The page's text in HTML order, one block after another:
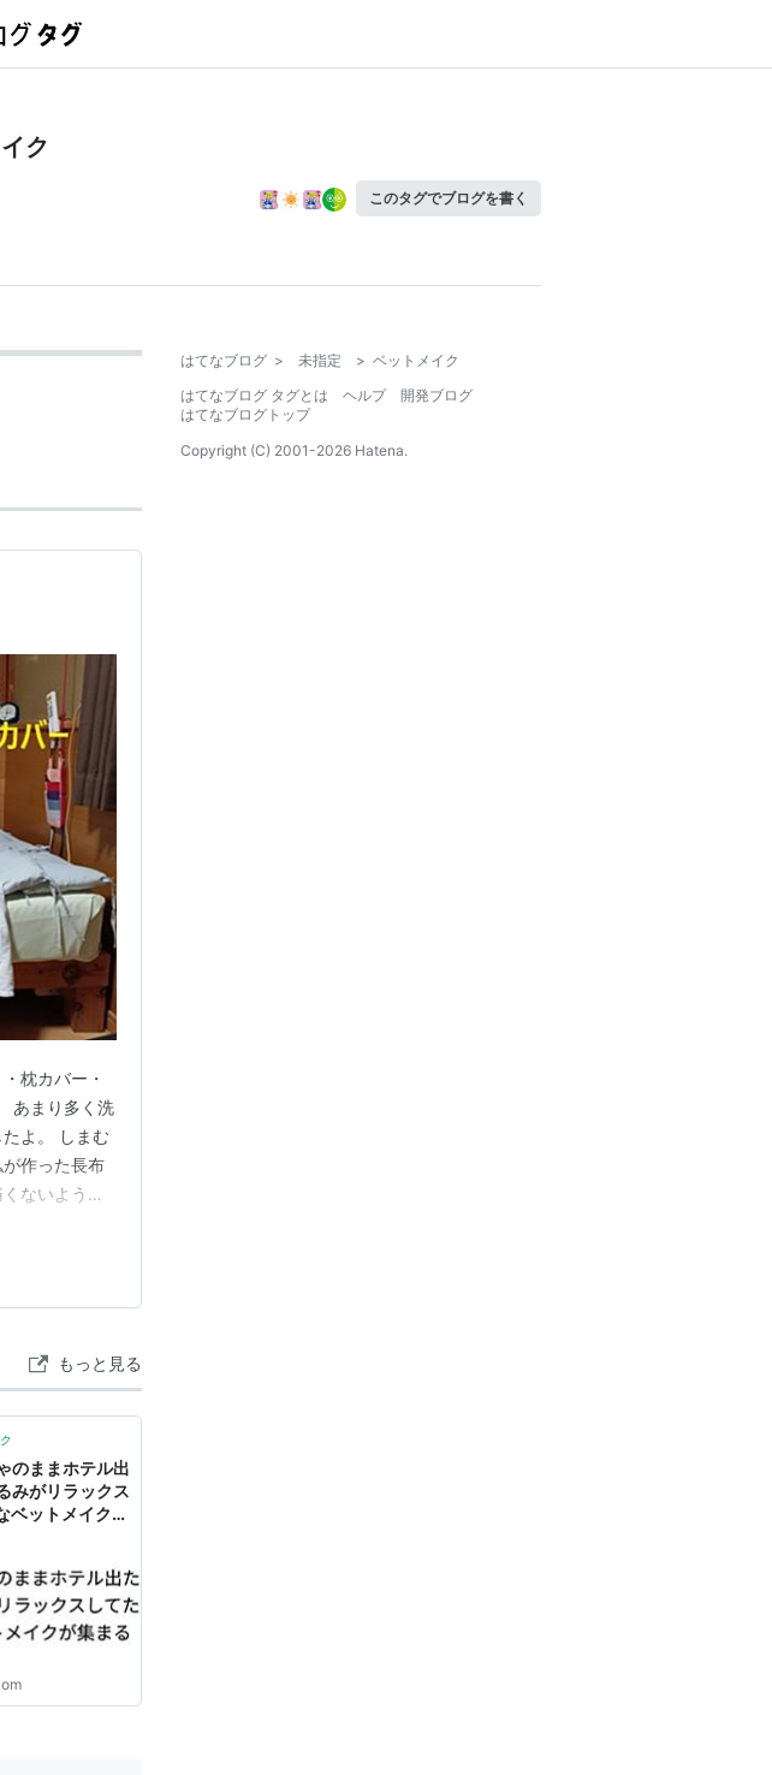
ク
このタグでブログを書く
枕カバー・
あまり多く洗
よ。 しまむ
作った長布
ないよう娘
ハンドメイ
もっと見る
のままホテル出
みがリラックス
ベットメイクが
はてなブログ > 未指定 > ベットメイク
はてなブログ タグとは
ヘルプ
開発ブログ
はてなブログトップ
Copyright (C) 2001-2026 Hatena.